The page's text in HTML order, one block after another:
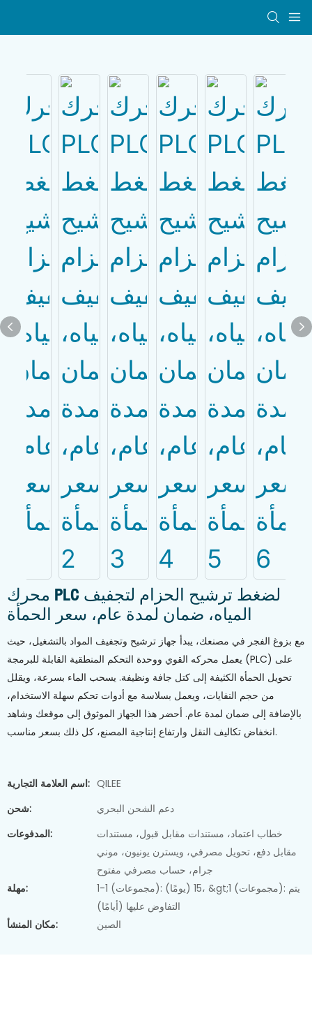
محرك PLC لضغط ترشيح الحزام لتجفيف
المياه، ضمان لمدة عام، سعر الحمأة
مع بزوغ الفجر في مصنعك، يبدأ جهاز ترشيح وتجفيف المواد بالتشغيل، حيث
يعمل محركه القوي ووحدة التحكم المنطقية القابلة للبرمجة (PLC) على
تحويل الحمأة الكثيفة إلى كتل جافة ونظيفة. يسحب الماء بسرعة، ويقلل
من حجم النفايات، ويعمل بسلاسة مع أدوات تحكم سهلة الاستخدام،
بالإضافة إلى ضمان لمدة عام. أحضر هذا الجهاز الموثوق إلى موقعك وشاهد
انخفاض تكاليف النقل وارتفاع إنتاجية المصنع، كل ذلك بسعر مناسب.
اسم العلامة التجارية: QILEE
شحن:
دعم الشحن البحري
المدفوعات:
خطاب اعتماد، مستندات مقابل قبول، مستندات
مقابل دفع، تحويل مصرفي، ويسترن يونيون، موني
جرام، حساب مصرفي مفتوح
مهلة:
1-1 (مجموعات): 15 (يومًا)، &gt;1 (مجموعات): يتم
التفاوض عليها (أيامًا)
مكان المنشأ:
الصين